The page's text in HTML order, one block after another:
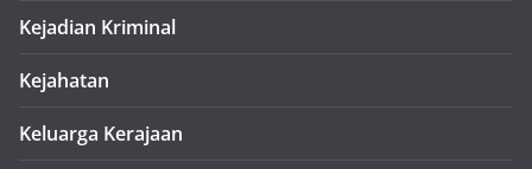
Kejadian Kriminal
Kejahatan
Keluarga Kerajaan